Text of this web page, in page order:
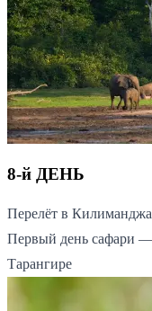
8-й ДЕНЬ
Перелёт в
Первый день сафари —
Тарангире